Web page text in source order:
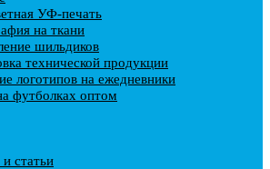
УФ-печать
на ткани
шильдиков
технической продукции
логотипов на ежедневники
футболках оптом
статьи